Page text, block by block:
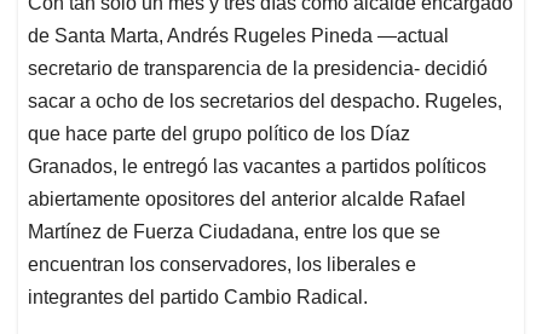
s
A
p
p
b
o
o
k
e
d
I
n
l
a
d
s
de Santa Marta, Andrés Rugeles Pineda —actual
secretario de transparencia de la presidencia- decidió
sacar a ocho de los secretarios del despacho. Rugeles,
que hace parte del grupo político de los Díaz
Granados, le entregó las vacantes a partidos políticos
abiertamente opositores del anterior alcalde Rafael
Martínez de Fuerza Ciudadana, entre los que se
encuentran los conservadores, los liberales e
integrantes del partido Cambio Radical.